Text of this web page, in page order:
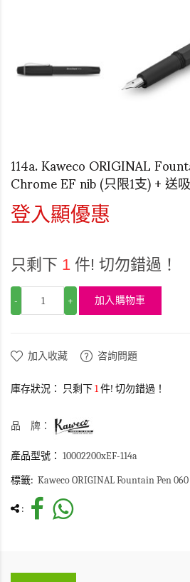
114a. Kaweco ORIGINAL
Chrome EF nib (只限1支) + 送
登入顯優惠
只剩下 1 件! 切勿錯過！
- + 加入購物車
加入收藏 咨詢問題
庫存狀況： 只剩下 1件! 切勿錯過！
品 牌：
產品型號： 10002200xEF-114a
標籤: Kaweco ORIGINAL Fountain Pen
: